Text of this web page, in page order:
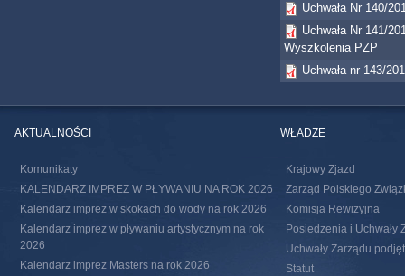
Uchwała Nr 140/
Uchwała Nr 141/
Wyszkolenia PZP
Uchwała nr 143/
AKTUALNOŚCI
Komunikaty
KALENDARZ IMPREZ W PŁYWANIU NA ROK 2026
Kalendarz imprez w skokach do wody na rok 2026
Kalendarz imprez w pływaniu artystycznym na rok
2026
Kalendarz imprez Masters na rok 2026
WŁADZE
Krajowy Zjazd
Zarząd Polskiego
Komisja Rewizyjna
Posiedzenia i Uchwały
Uchwały Zarządu
Statut